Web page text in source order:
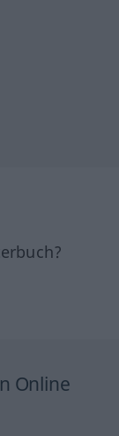
Online